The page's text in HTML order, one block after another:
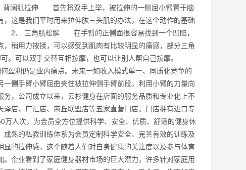
阔肌拉伸 首先将双手上举，被拉伸的一侧屈小臂置于脑
这是我们平时用来拉伸肱三头肌的办法，在这个动作的基础
2、 三角肌松解 在手臂的正侧面很容易找到一个凹陷，
稍用力按揉，可以感受到肌肉有比较明显的痛感，部分三角
可。可以双手交替互相按摩，也可以让别人帮自己按摩。
利仍是业内痛点。未来一如收入模式单一、同质化竞争的
侧手臂小臂屈曲夹住被拉伸侧手臂前段，利用小臂的力量向
，公司成立以来，云杉健身在店面的服务品质和专业化上不
店、广汇店、商丘联盟店等五家直营门店。门店拥有进口专
人次，为会员全方位提供科学、安全、优质、舒适的健身休
熟的私教训练体系为会员定制科学安全、完善有效的训练及
的拉伸感，这个随着人们对自身健康的关注度以及参与体育
企业看到了家庭健身器材市场的巨大潜力，许多针对家庭用